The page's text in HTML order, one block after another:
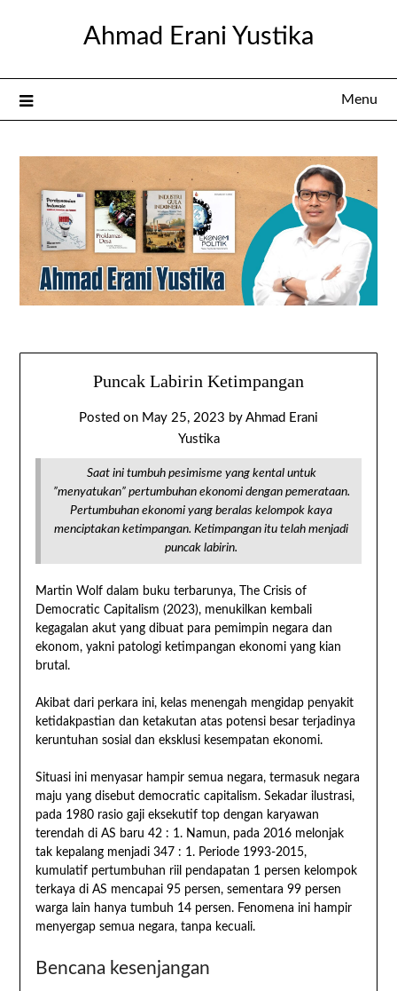
Ahmad Erani Yustika
Menu
Puncak Labirin Ketimpangan
Posted on May 25, 2023 by Ahmad Erani
Yustika
Saat ini tumbuh pesimisme yang kental untuk
”menyatukan” pertumbuhan ekonomi dengan pemerataan.
Pertumbuhan ekonomi yang beralas kelompok kaya
menciptakan ketimpangan. Ketimpangan itu telah menjadi
puncak labirin.
Martin Wolf dalam buku terbarunya, The Crisis of
Democratic Capitalism (2023), menukilkan kembali
kegagalan akut yang dibuat para pemimpin negara dan
ekonom, yakni patologi ketimpangan ekonomi yang kian
brutal.
Akibat dari perkara ini, kelas menengah mengidap penyakit
ketidakpastian dan ketakutan atas potensi besar terjadinya
keruntuhan sosial dan eksklusi kesempatan ekonomi.
Situasi ini menyasar hampir semua negara, termasuk negara
maju yang disebut democratic capitalism. Sekadar ilustrasi,
pada 1980 rasio gaji eksekutif top dengan karyawan
terendah di AS baru 42 : 1. Namun, pada 2016 melonjak
tak kepalang menjadi 347 : 1. Periode 1993-2015,
kumulatif pertumbuhan riil pendapatan 1 persen kelompok
terkaya di AS mencapai 95 persen, sementara 99 persen
warga lain hanya tumbuh 14 persen. Fenomena ini hampir
menyergap semua negara, tanpa kecuali.
Bencana kesenjangan